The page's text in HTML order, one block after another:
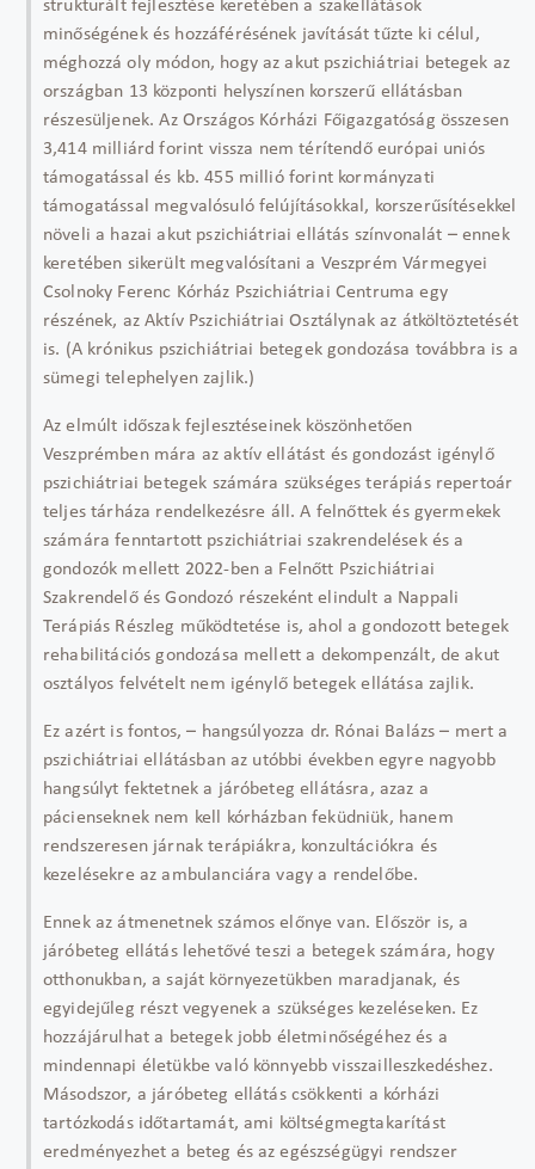
strukturált fejlesztése keretében a szakellátások
minőségének és hozzáférésének javítását tűzte ki célul,
méghozzá oly módon, hogy az akut pszichiátriai betegek az
országban 13 központi helyszínen korszerű ellátásban
részesüljenek. Az Országos Kórházi Főigazgatóság összesen
3,414 milliárd forint vissza nem térítendő európai uniós
támogatással és kb. 455 millió forint kormányzati
támogatással megvalósuló felújításokkal, korszerűsítésekkel
növeli a hazai akut pszichiátriai ellátás színvonalát – ennek
keretében sikerült megvalósítani a Veszprém Vármegyei
Csolnoky Ferenc Kórház Pszichiátriai Centruma egy
részének, az Aktív Pszichiátriai Osztálynak az átköltöztetését
is. (A krónikus pszichiátriai betegek gondozása továbbra is a
sümegi telephelyen zajlik.)
Az elmúlt időszak fejlesztéseinek köszönhetően
Veszprémben mára az aktív ellátást és gondozást igénylő
pszichiátriai betegek számára szükséges terápiás repertoár
teljes tárháza rendelkezésre áll. A felnőttek és gyermekek
számára fenntartott pszichiátriai szakrendelések és a
gondozók mellett 2022-ben a Felnőtt Pszichiátriai
Szakrendelő és Gondozó részeként elindult a Nappali
Terápiás Részleg működtetése is, ahol a gondozott betegek
rehabilitációs gondozása mellett a dekompenzált, de akut
osztályos felvételt nem igénylő betegek ellátása zajlik.
Ez azért is fontos, – hangsúlyozza dr. Rónai Balázs – mert a
pszichiátriai ellátásban az utóbbi években egyre nagyobb
hangsúlyt fektetnek a járóbeteg ellátásra, azaz a
pácienseknek nem kell kórházban feküdniük, hanem
rendszeresen járnak terápiákra, konzultációkra és
kezelésekre az ambulanciára vagy a rendelőbe.
Ennek az átmenetnek számos előnye van. Először is, a
járóbeteg ellátás lehetővé teszi a betegek számára, hogy
otthonukban, a saját környezetükben maradjanak, és
egyidejűleg részt vegyenek a szükséges kezeléseken. Ez
hozzájárulhat a betegek jobb életminőségéhez és a
mindennapi életükbe való könnyebb visszailleszkedéshez.
Másodszor, a járóbeteg ellátás csökkenti a kórházi
tartózkodás időtartamát, ami költségmegtakarítást
eredményezhet a beteg és az egészségügyi rendszer